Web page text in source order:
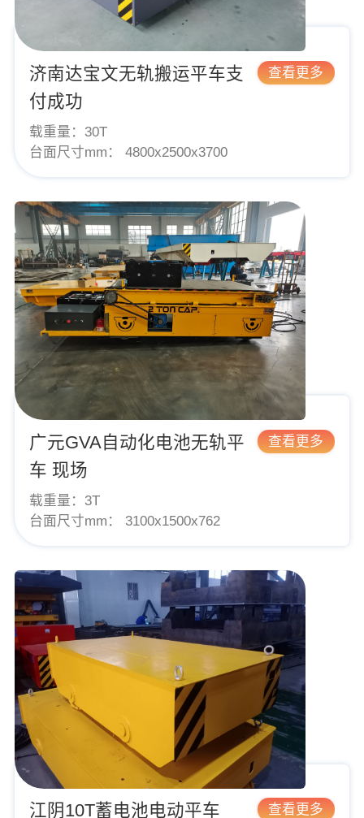
查看更多
济南达宝文无轨搬运平车支
付成功
载重量： 30T
台面尺寸mm：
4800x2500x3700
查看更多
广元GVA自动化电池无轨平
车 现场
载重量： 3T
台面尺寸mm：
3100x1500x762
查看更多
江阴10T蓄电池电动平车